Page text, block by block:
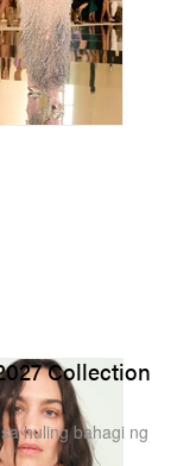
Collection
huling bahagi ng